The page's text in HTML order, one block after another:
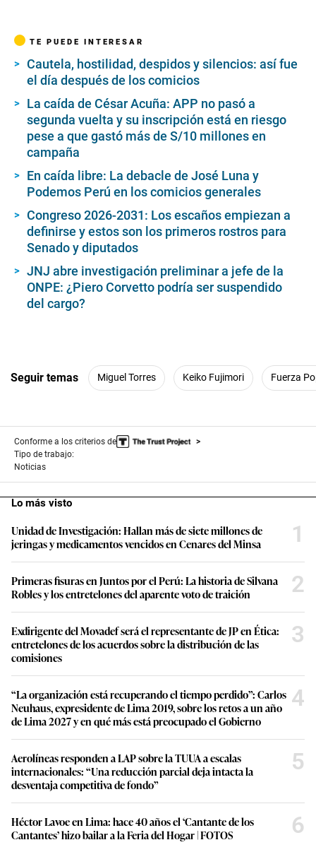
TE PUEDE INTERESAR
Cautela, hostilidad, despidos y silencios: así fue
el día después de los comicios
La caída de César Acuña: APP no pasó a
segunda vuelta y su inscripción está en riesgo
pese a que gastó más de S/10 millones en
campaña
En caída libre: La debacle de José Luna y
Podemos Perú en los comicios generales
Congreso 2026-2031: Los escaños empiezan a
definirse y estos son los primeros rostros para
Senado y diputados
JNJ abre investigación preliminar a jefe de la
ONPE: ¿Piero Corvetto podría ser suspendido
del cargo?
Seguir temas Miguel Torres Keiko Fujimori Fuerza
Conforme a los criterios de
Tipo de trabajo:
Noticias
Lo más visto
Unidad de Investigación: Hallan más de siete millones de
jeringas y medicamentos vencidos en Cenares del Minsa
1
Primeras fisuras en Juntos por el Perú: La historia de Silvana
Robles y los entretelones del aparente voto de traición
2
Exdirigente del Movadef será el representante de JP en Ética:
entretelones de los acuerdos sobre la distribución de las
comisiones
3
“La organización está recuperando el tiempo perdido”: Carlos
Neuhaus, expresidente de Lima 2019, sobre los retos a un año
de Lima 2027 y en qué más está preocupado el Gobierno
4
Aerolíneas responden a LAP sobre la TUUA a escalas
internacionales: “Una reducción parcial deja intacta la
desventaja competitiva de fondo”
5
Héctor Lavoe en Lima: hace 40 años el ‘Cantante de los
Cantantes’ hizo bailar a la Feria del Hogar | FOTOS
6